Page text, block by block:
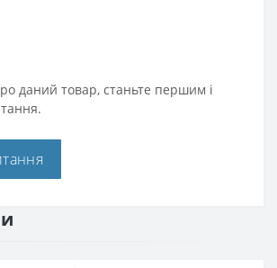
даний товар, станьте першим і